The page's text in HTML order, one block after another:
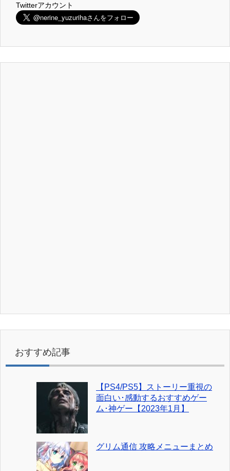
Twitterアカウント
おすすめ記事
【PS4/PS5】ストーリー重視の
面白い･感動するおすすめゲー
ム･神ゲー【2023年1月】
グリム通信 攻略メニューまとめ